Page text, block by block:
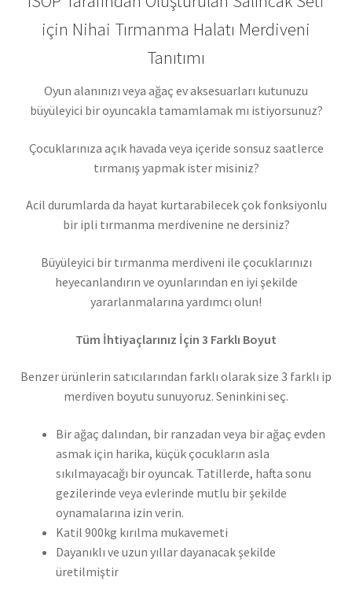
için Nihai Tırmanma Halatı Merdiveni
Tanıtımı
Oyun alanınızı veya ağaç ev aksesuarları kutunuzu
büyüleyici bir oyuncakla tamamlamak mı istiyorsunuz?
Çocuklarınıza açık havada veya içeride sonsuz saatlerce
tırmanış yapmak ister misiniz?
Acil durumlarda da hayat kurtarabilecek çok fonksiyonlu
bir ipli tırmanma merdivenine ne dersiniz?
Büyüleyici bir tırmanma merdiveni ile çocuklarınızı
heyecanlandırın ve oyunlarından en iyi şekilde
yararlanmalarına yardımcı olun!
Tüm İhtiyaçlarınız İçin 3 Farklı Boyut
Benzer ürünlerin satıcılarından farklı olarak size 3 farklı ip
merdiven boyutu sunuyoruz. Seninkini seç.
Bir ağaç dalından, bir ranzadan veya bir ağaç evden
asmak için harika, küçük çocukların asla
sıkılmayacağı bir oyuncak. Tatillerde, hafta sonu
gezilerinde veya evlerinde mutlu bir şekilde
oynamalarına izin verin.
Katil 900kg kırılma mukavemeti
Dayanıklı ve uzun yıllar dayanacak şekilde
üretilmiştir